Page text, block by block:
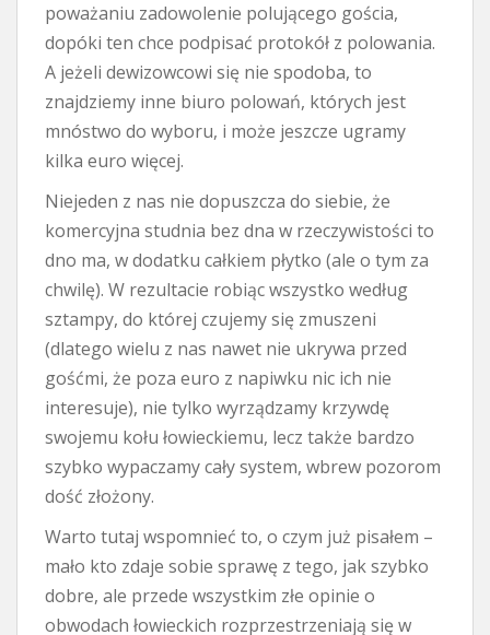
poważaniu zadowolenie polującego gościa,
dopóki ten chce podpisać protokół z polowania.
A jeżeli dewizowcowi się nie spodoba, to
znajdziemy inne biuro polowań, których jest
mnóstwo do wyboru, i może jeszcze ugramy
kilka euro więcej.
Niejeden z nas nie dopuszcza do siebie, że
komercyjna studnia bez dna w rzeczywistości to
dno ma, w dodatku całkiem płytko (ale o tym za
chwilę). W rezultacie robiąc wszystko według
sztampy, do której czujemy się zmuszeni
(dlatego wielu z nas nawet nie ukrywa przed
gośćmi, że poza euro z napiwku nic ich nie
interesuje), nie tylko wyrządzamy krzywdę
swojemu kołu łowieckiemu, lecz także bardzo
szybko wypaczamy cały system, wbrew pozorom
dość złożony.
Warto tutaj wspomnieć to, o czym już pisałem –
mało kto zdaje sobie sprawę z tego, jak szybko
dobre, ale przede wszystkim złe opinie o
obwodach łowieckich rozprzestrzeniają się w